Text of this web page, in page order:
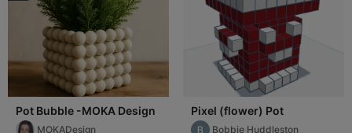
Pot Bubble -MOKA Design
MOKADesign
Pixel (flower) Pot
Bobbie Huddleston